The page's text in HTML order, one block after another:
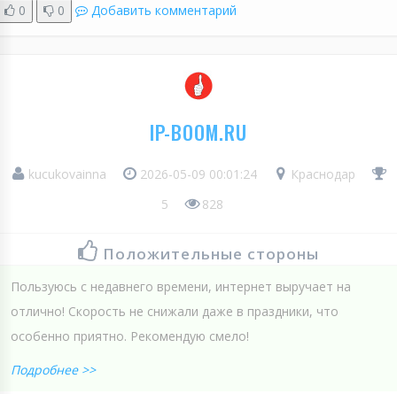
0 0 Добавить комментарий
IP-BOOM.RU
kucukovainna 2026-05-09 00:01:24
Краснодар
5
828
Положительные стороны
Пользуюсь с недавнего времени, интернет выручает на
отлично! Скорость не снижали даже в праздники, что
особенно приятно. Рекомендую смело!
Подробнее >>